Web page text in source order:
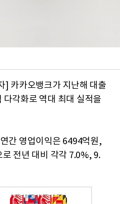
] 카카오뱅크가 지난해 대출
각화로 역대 최대 실적을
간 영업이익은 6494억원,
전년 대비 각각 7.0%, 9.